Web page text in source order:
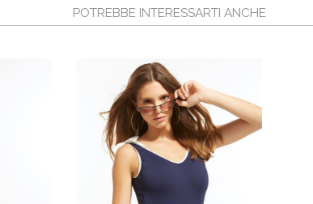
POTREBBE INTERESSARTI ANCHE